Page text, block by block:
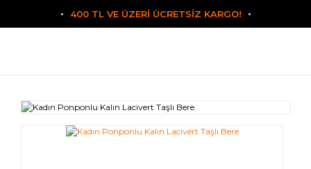
400 TL VE ÜZERİ ÜCRETSİZ KARGO!